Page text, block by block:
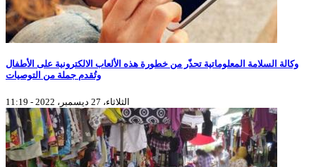
وكالة السلامة المعلوماتية تحذّر من خطورة هذه الألعاب الالكترونية على الأطفال
وتُقدم جملة من التوصيات
الثلاثاء، 27 ديسمبر، 2022 - 11:19